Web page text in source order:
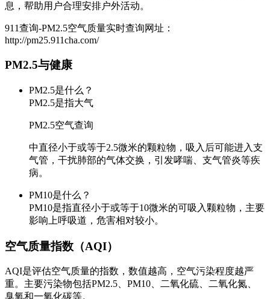
息，帮助用户合理安排户外活动。
911查询-PM2.5空气质量实时查询网址：
http://pm25.911cha.com/
PM2.5与健康
PM2.5是什么？
PM2.5是指大气
PM2.5空气查询
中直径小于或等于2.5微米的颗粒物，吸入后可能进入支
气管，干扰肺部的气体交换，引发哮喘、支气管炎等疾
病。
PM10是什么？
PM10是指直径小于或等于10微米的可吸入颗粒物，主要
影响上呼吸道，危害相对较小。
空气质量指数（AQI）
AQI是评估空气质量的指数，数值越高，空气污染程度越严
重。主要污染物包括PM2.5、PM10、二氧化硫、二氧化氮、
臭氧和一氧化碳等。